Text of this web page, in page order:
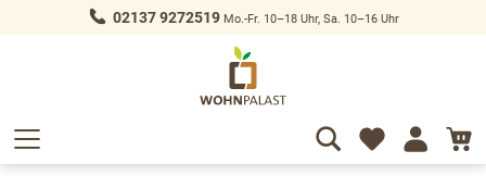
springen 02137 9272519Mo.-Fr. 10–18 Uhr, Sa. 10–16 Uhr